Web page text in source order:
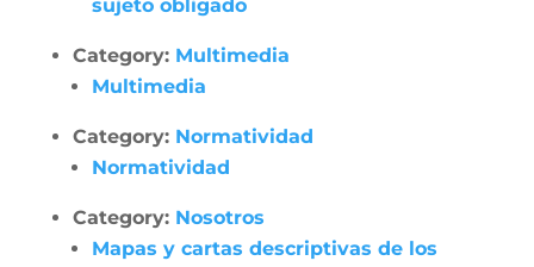
sujeto obligado
Category: Multimedia
Multimedia
Category: Normatividad
Normatividad
Category: Nosotros
Mapas y cartas descriptivas de los